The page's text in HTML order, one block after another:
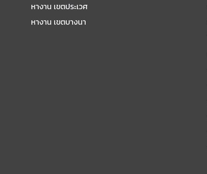
หางาน เขตประเวศ
หางาน เขตบางนา